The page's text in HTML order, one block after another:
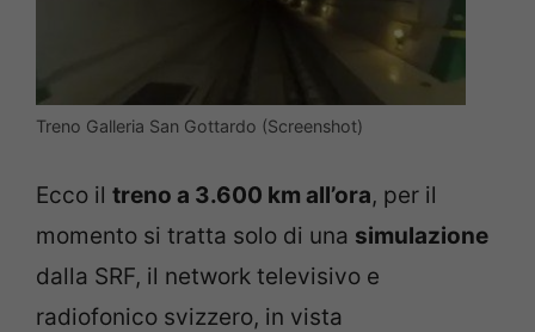
Treno Galleria San Gottardo (Screenshot)
Ecco il treno a 3.600 km all’ora, per il
momento si tratta solo di una simulazione
dalla SRF, il network televisivo e
radiofonico svizzero, in vista